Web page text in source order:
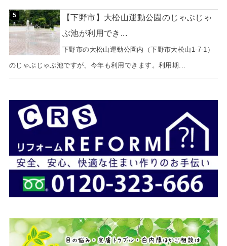
【下野市】大松山運動公園のじゃぶじゃ
ぶ池が利用でき...
下野市の大松山運動公園内（下野市大松山1-7-1）
のじゃぶじゃぶ池ですが、今年も利用できます。利用期...